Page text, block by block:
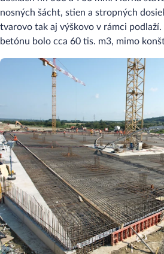
nosných šácht, stien a stropných
tvarovo tak aj výškovo v rámci
betónu bolo cca 60 tis. m3, mimo